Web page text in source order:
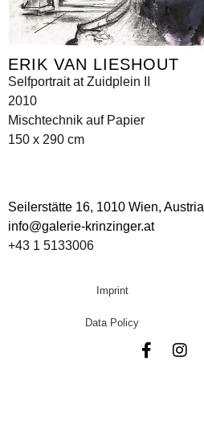
ERIK VAN LIESHOUT
Selfportrait at Zuidplein II
2010
Mischtechnik auf Papier
150 x 290 cm
Seilerstätte 16, 1010 Wien, Austria
info@galerie-krinzinger.at
+43 1 5133006
Imprint
Data Policy